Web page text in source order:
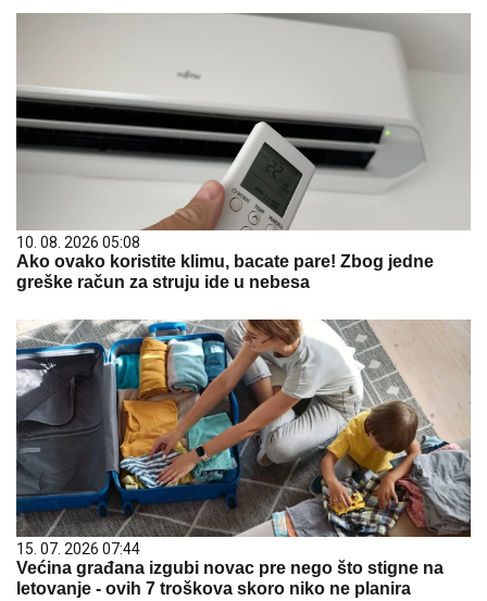
10. 08. 2026 05:08
Ako ovako koristite klimu, bacate pare! Zbog jedne
greške račun za struju ide u nebesa
15. 07. 2026 07:44
Većina građana izgubi novac pre nego što stigne na
letovanje - ovih 7 troškova skoro niko ne planira